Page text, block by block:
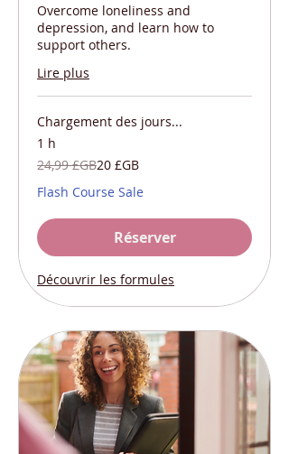
Overcome loneliness and
depression, and learn how to
support others.
Lire plus
Chargement des jours...
1 h
24,99
livres
24,99 £GB20 £GB
Flash Course Sale
Réserver
Découvrir les formules